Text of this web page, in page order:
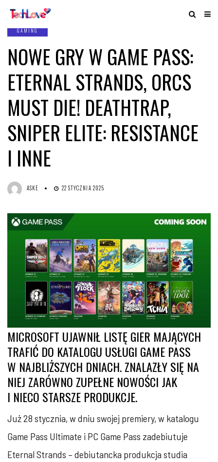
GAMING
NOWE GRY W GAME PASS:
ETERNAL STRANDS, ORCS
MUST DIE! DEATHTRAP,
SNIPER ELITE: RESISTANCE
I INNE
ASKE 22 STYCZNIA 2025
MICROSOFT UJAWNIŁ LISTĘ GIER MAJĄCYCH
TRAFIĆ DO KATALOGU USŁUGI GAME PASS
W NAJBLIŻSZYCH DNIACH. ZNALAZŁY SIĘ NA
NIEJ ZARÓWNO ZUPEŁNE NOWOŚCI JAK
I NIECO STARSZE PRODUKCJE.
Już 28 stycznia, w dniu swojej premiery, w katalogu
Game Pass Ultimate i PC Game Pass zadebiutuje
Eternal Strands – debiutancka produkcja studia